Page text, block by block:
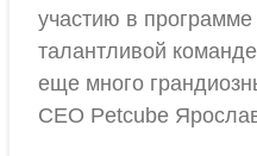
участию в
талантливой
еще много
CEO Petcube